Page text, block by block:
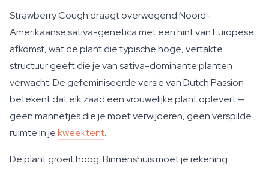
Strawberry Cough draagt overwegend Noord-
Amerikaanse sativa-genetica met een hint van Europese
afkomst, wat de plant die typische hoge, vertakte
structuur geeft die je van sativa-dominante planten
verwacht. De gefeminiseerde versie van Dutch Passion
betekent dat elk zaad een vrouwelijke plant oplevert —
geen mannetjes die je moet verwijderen, geen verspilde
ruimte in jekweektent.
De plant groeit hoog. Binnenshuis moet je rekening